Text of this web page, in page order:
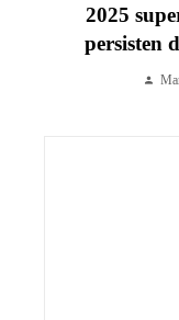
2025
persisten